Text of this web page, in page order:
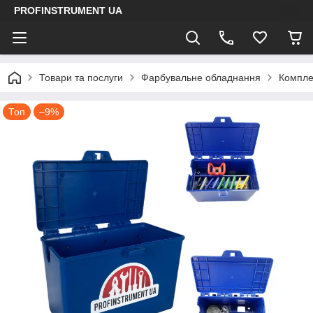
PROFINSTRUMENT UA
Товари та послуги Фарбувальне обладнання
Топ –9%